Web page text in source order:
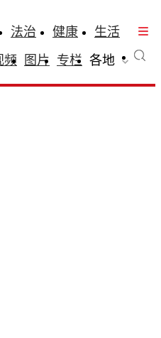
法治 健康
生活
频 图片 专栏 各地